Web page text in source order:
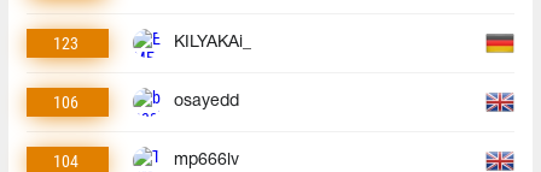
123 KILYAKAi_
106 osayedd
104 mp666lv